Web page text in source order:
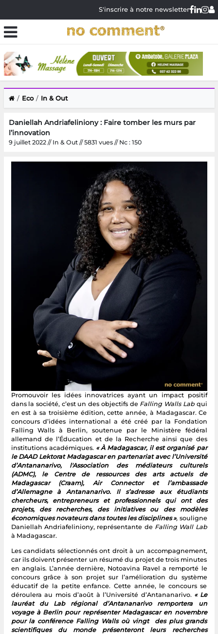
S'inscrire à notre newsletter
Eco In & Out
Daniellah Andriafeliniony : Faire tomber les murs par
l’innovation
9 juillet 2022 // In & Out // 5831 vues // Nc : 150
Promouvoir les idées innovatrices ayant un impact positif
dans la société, c’est un des objectifs de Falling Walls Labqui
en est à sa troisième édition, cette année, à Madagascar. Ce
concours d’idées international a été créé par la Fondation
Falling Walls à Berlin, soutenue par le Ministère fédéral
allemand de l’Éducation et de la Recherche ainsi que des
institutions académiques. « À Madagascar, il est organisé par
le DAAD Lektorat Madagascar en partenariat avec l’Université
d’Antananarivo, l'Association des médiateurs culturels
(ADMC), le Centre de ressources des arts actuels de
Madagascar (Craam), Air Connector et l’ambassade
d’Allemagne à Antananarivo. Il s’adresse aux étudiants
chercheurs, entrepreneurs et professionnels qui ont des
projets, des recherches, des initiatives ou des modèles
économiques novateurs dans toutes les disciplines », souligne
Daniellah Andriafeliniony, représentante de Falling Wall Lab
à Madagascar.
Les candidats sélectionnés ont droit à un accompagnement,
car ils doivent présenter un résumé du projet de trois minutes
en anglais. L’année dernière, Notoavina Ravel a remporté le
concours grâce à son projet sur l’amélioration du système
éducatif de la petite enfance. Cette année, le concours se
déroulera au mois d’août à l’Université d’Antananarivo. « Le
lauréat du Lab régional d’Antananarivo remportera un
voyage à Berlin pour représenter Madagascar en novembre
pour la conférence Falling Walls où vingt des plus grands
scientifiques du monde présenteront leurs recherches